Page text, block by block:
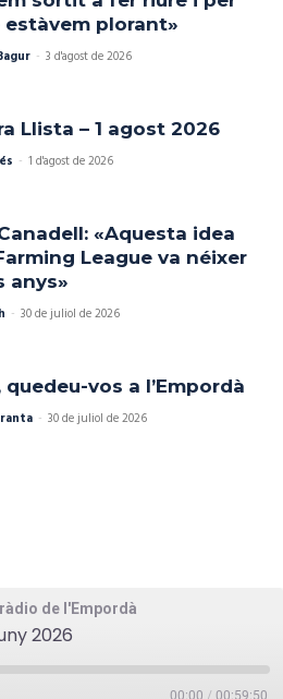
plorant»
- 3 d'agost de 2026
Llista – 1 agost 2026
- 1 d'agost de 2026
«Aquesta idea
League va néixer
anys»
- 30 de juliol de 2026
quedeu-vos a l’Empordà
- 30 de juliol de 2026
de l'Empordà
2026